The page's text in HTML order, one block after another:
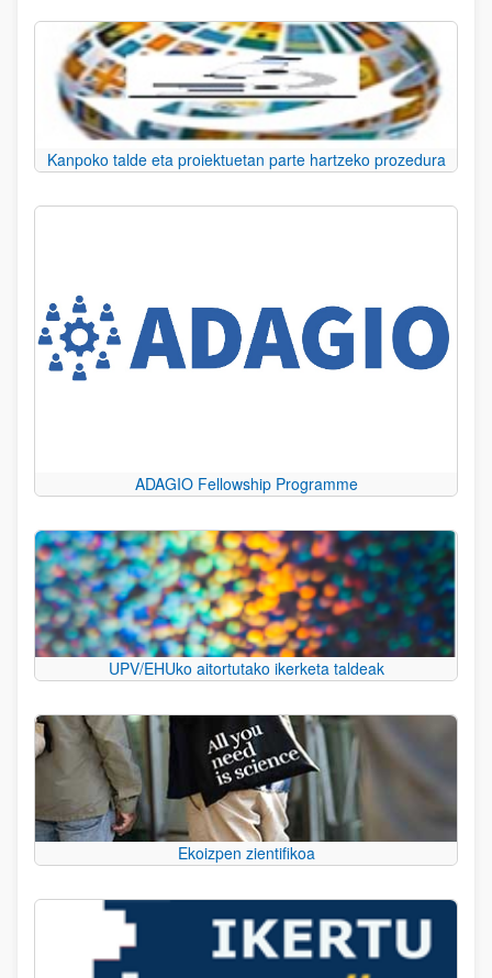
Kanpoko talde eta proiektuetan parte hartzeko prozedura
ADAGIO Fellowship Programme
UPV/EHUko aitortutako ikerketa taldeak
Ekoizpen zientifikoa